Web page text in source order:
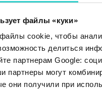
файлы «куки»
cookie, чтобы
делиться
партнерам Google:
партнеры могут
они получили при